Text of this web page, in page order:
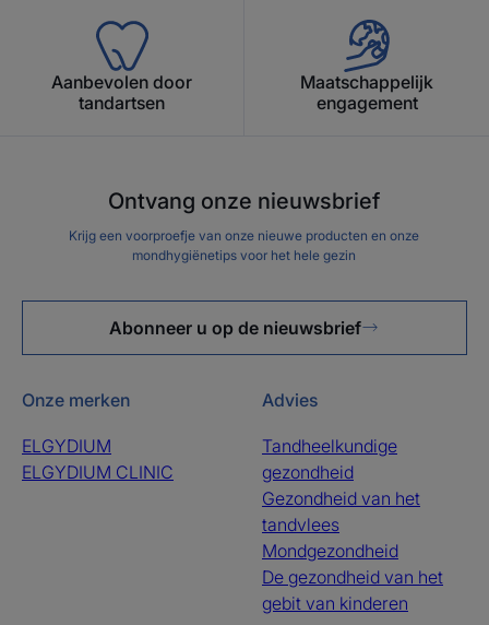
Aanbevolen door
tandartsen
Maatschappelijk
engagement
Ontvang onze nieuwsbrief
Krijg een voorproefje van onze nieuwe producten en onze
mondhygiënetips voor het hele gezin
Abonneer u op de nieuwsbrief
Onze merken
ELGYDIUM
ELGYDIUM CLINIC
Advies
Tandheelkundige
gezondheid
Gezondheid van het
tandvlees
Mondgezondheid
De gezondheid van het
gebit van kinderen